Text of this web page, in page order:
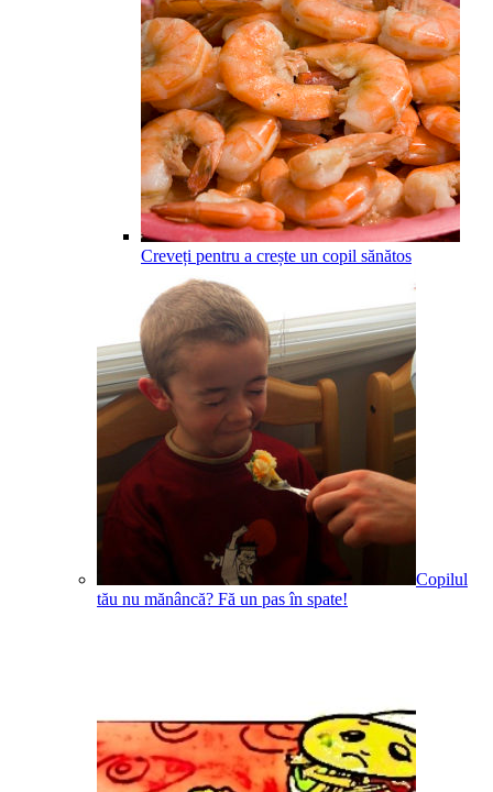
Creveți pentru a crește un copil sănătos
Copilul
tău nu mănâncă? Fă un pas în spate!